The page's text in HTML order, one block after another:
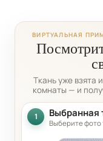
ВИРТУАЛЬНАЯ
Ткань уже взята
комнаты — и
1 Выбранная
Выберите фото